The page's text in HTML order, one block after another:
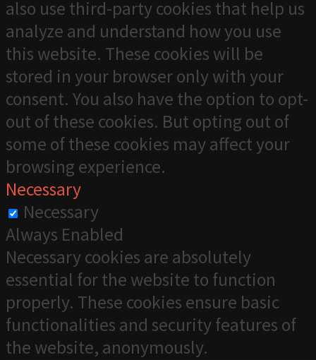
also use third-party cookies that help us
analyze and understand how you use
this website. These cookies will be
stored in your browser only with your
consent. You also have the option to opt-
out of these cookies. But opting out of
some of these cookies may affect your
browsing experience.
Necessary
Necessary
Always Enabled
Necessary cookies are absolutely
essential for the website to function
properly. These cookies ensure basic
functionalities and security features of
the website, anonymously.